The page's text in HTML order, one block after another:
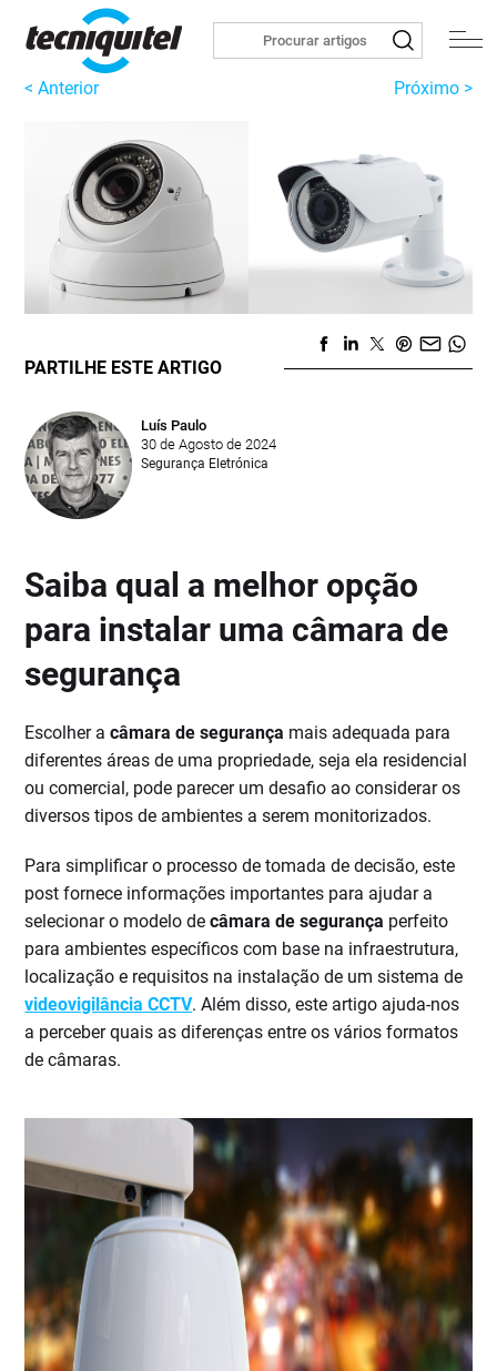
< Anterior Próximo >
PARTILHE ESTE ARTIGO
Luís Paulo
30 de Agosto de 2024
Segurança Eletrónica
Saiba qual a melhor opção
para instalar uma câmara de
segurança
Escolher acâmara de segurança mais adequada para
diferentes áreas de uma propriedade, seja ela residencial
ou comercial, pode parecer um desafio ao considerar os
diversos tipos de ambientes a serem monitorizados.
Para simplificar o processo de tomada de decisão, este
post fornece informações importantes para ajudar a
selecionar o modelo decâmara de segurança perfeito
para ambientes específicos com base na infraestrutura,
localização e requisitos na instalação de um sistema de
videovigilância CCTV. Além disso, este artigo ajuda-nos
a perceber quais as diferenças entre os vários formatos
de câmaras.